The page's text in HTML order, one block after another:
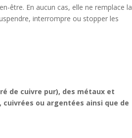
être. En aucun cas, elle ne remplace la
interrompre ou stopper les
de cuivre pur), des métaux et
ou argentées ainsi que de